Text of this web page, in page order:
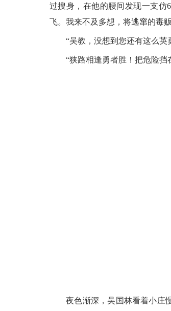
过搜身，在他的腰间发现一支仿
飞。我来不及多想，将逃窜的毒
“吴教，没想到您还有这么英
“狭路相逢勇者胜！把危险挡在
夜色渐深，吴国林看着小庄慢